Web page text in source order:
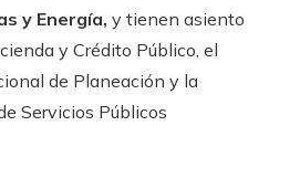
y Energía, y tienen asiento
y Crédito Público, el
de Planeación y la
Servicios Públicos